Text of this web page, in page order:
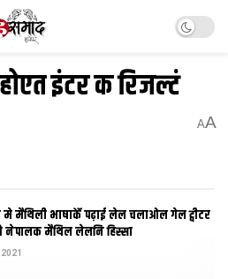
इंटर क रिजल्टं
AA
मे मैथि‍ली भाषाकेँ पढ़ाई लेल चलाओल गेल ट्वीटर
नेपालक मैथिल लेलनि हिस्सा